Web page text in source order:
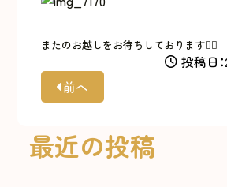
またのお越しをお待ちしております🙇‍♀️
投稿日
前へ
最近の投稿